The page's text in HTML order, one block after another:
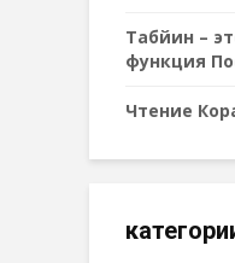
Табйин –
функция
Чтение